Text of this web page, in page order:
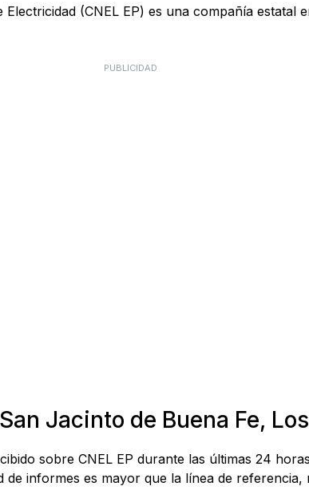
(CNEL EP) es una compañía
PUBLICIDAD
Jacinto de Buena Fe,
sobre CNEL EP durante las últimas 24
informes es mayor que la línea de